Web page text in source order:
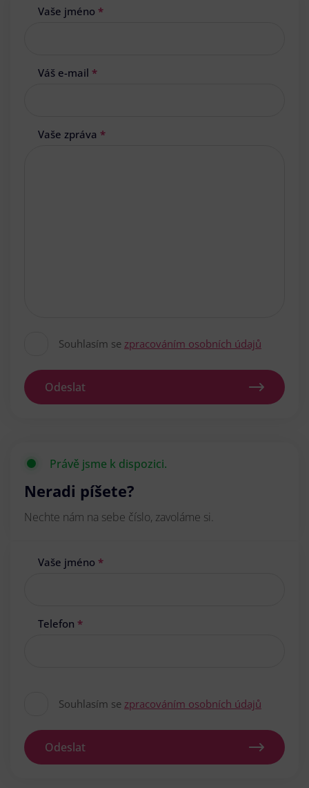
Vaše jméno *
Váš e-mail *
Vaše zpráva *
Souhlasím se zpracováním osobních údajů
Odeslat
Právě jsme k dispozici.
Neradi píšete?
Nechte nám na sebe číslo, zavoláme si.
Vaše jméno *
Telefon *
Souhlasím se zpracováním osobních údajů
Odeslat